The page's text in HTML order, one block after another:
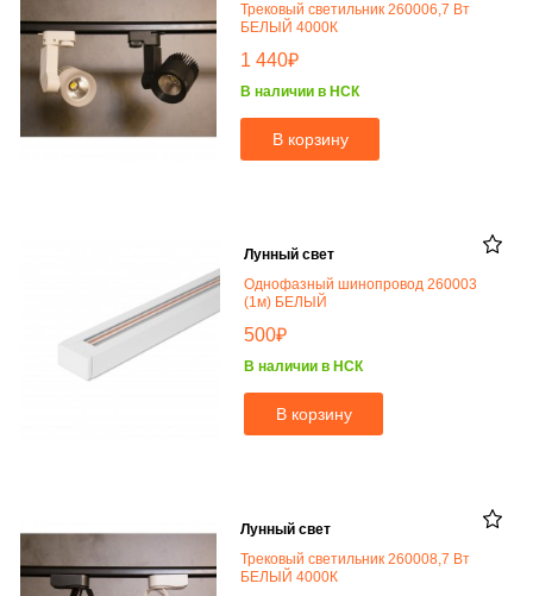
Трековый светильник 260006,7 Вт
БЕЛЫЙ 4000К
1 440₽
В наличии в НСК
В корзину
Лунный свет
Однофазный шинопровод 260003
(1м) БЕЛЫЙ
500₽
В наличии в НСК
В корзину
Лунный свет
Трековый светильник 260008,7 Вт
БЕЛЫЙ 4000К